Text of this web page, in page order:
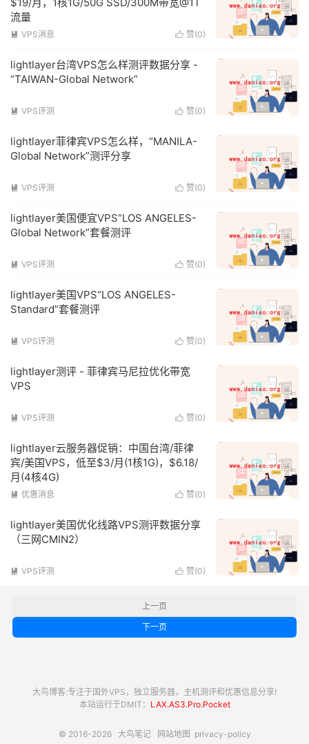
流量
 赞(0)
 VPS消息
lightlayer台湾VPS怎么样测评数据分享 -
“TAIWAN-Global Network”
 赞(0)
 VPS评测
lightlayer菲律宾VPS怎么样，“MANILA-
Global Network”测评分享
 赞(0)
 VPS评测
lightlayer美国便宜VPS“LOS ANGELES-
Global Network”套餐测评
 赞(0)
 VPS评测
lightlayer美国VPS“LOS ANGELES-
Standard”套餐测评
 赞(0)
 VPS评测
lightlayer测评 - 菲律宾马尼拉优化带宽
VPS
 赞(0)
 VPS评测
lightlayer云服务器促销：中国台湾/菲律
宾/美国VPS，低至$3/月(1核1G)，$6.18/
月(4核4G)
 赞(0)
 优惠消息
lightlayer美国优化线路VPS测评数据分享
（三网CMIN2）
 赞(0)
 VPS评测
上一页
下一页
大鸟博客:专注于国外VPS，独立服务器，主机测评和优惠信息分享!
本站运行于DMIT： LAX.AS3.Pro.Pocket
© 2016-2026 大鸟笔记 网站地图 privacy-policy